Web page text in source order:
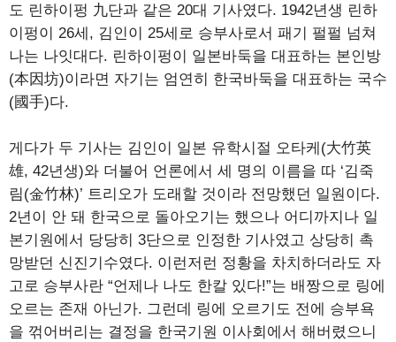
도 린하이펑 九단과 같은 20대 기사였다. 1942년생 린하
이펑이 26세, 김인이 25세로 승부사로서 패기 펄펄 넘쳐
나는 나잇대다. 린하이펑이 일본바둑을 대표하는 본인방
(本因坊)이라면 자기는 엄연히 한국바둑을 대표하는 국수
(國手)다.
게다가 두 기사는 김인이 일본 유학시절 오타케(大竹英
雄, 42년생)와 더불어 언론에서 세 명의 이름을 따 ‘김죽
림(金竹林)’ 트리오가 도래할 것이라 전망했던 일원이다.
2년이 안 돼 한국으로 돌아오기는 했으나 어디까지나 일
본기원에서 당당히 3단으로 인정한 기사였고 상당히 촉
망받던 신진기수였다. 이런저런 정황을 차치하더라도 자
고로 승부사란 “언제나 나도 한칼 있다!”는 배짱으로 링에
오르는 존재 아닌가. 그런데 링에 오르기도 전에 승부욕
을 꺾어버리는 결정을 한국기원 이사회에서 해버렸으니